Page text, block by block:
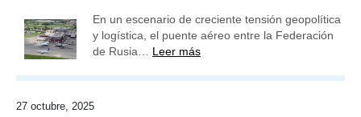
En un escenario de creciente tensión geopolítica
y logística, el puente aéreo entre la Federación
de Rusia… Leer más
27 octubre, 2025